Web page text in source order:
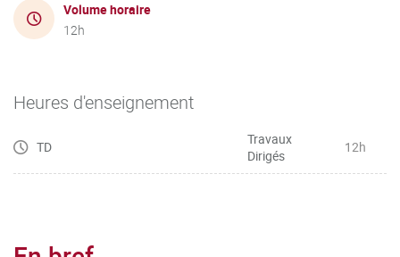
Volume horaire
12h
Heures d'enseignement
TD
Travaux
Dirigés
12h